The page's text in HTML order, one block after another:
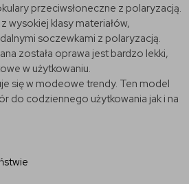
przeciwsłoneczne z polaryzacją.
wysokiej klasy materiałów,
soczewkami z polaryzacją.
została oprawa jest bardzo lekki,
w użytkowaniu.
się w modeowe trendy. Ten model
do codziennego użytkowania jak i na